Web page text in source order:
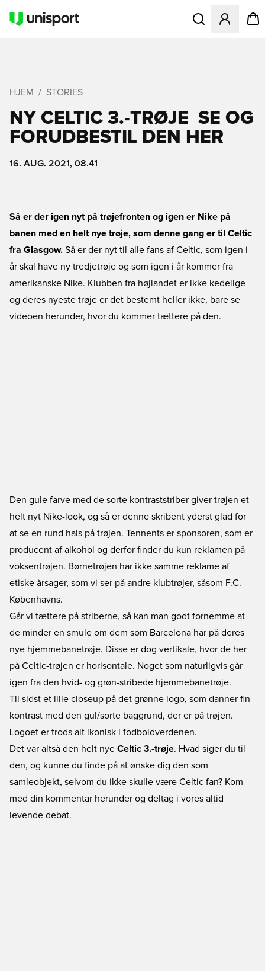
Åbner en Modal
HJEM STORIES
NY CELTIC 3.-TRØJE  SE OG
FORUDBESTIL DEN HER
16. AUG. 2021, 08.41
Så er der igen nyt på trøjefronten og igen er Nike på
banen med en helt nye trøje, som denne gang er til Celtic
fra Glasgow. Så er der nyt til alle fans af Celtic, som igen i
år skal have ny tredjetrøje og som igen i år kommer fra
amerikanske Nike. Klubben fra højlandet er ikke kedelige
og deres nyeste trøje er det bestemt heller ikke, bare se
videoen herunder, hvor du kommer tættere på den.
Den gule farve med de sorte kontraststriber giver trøjen et
helt nyt Nike-look, og så er denne skribent yderst glad for
at se en rund hals på trøjen. Tennents er sponsoren, som er
producent af alkohol og derfor finder du kun reklamen på
voksentrøjen. Børnetrøjen har ikke samme reklame af
etiske årsager, som vi ser på andre klubtrøjer, såsom F.C.
Københavns.
Går vi tættere på striberne, så kan man godt fornemme at
de minder en smule om dem som Barcelona har på deres
nye hjemmebanetrøje. Disse er dog vertikale, hvor de her
på Celtic-trøjen er horisontale. Noget som naturligvis går
igen fra den hvid- og grøn-stribede hjemmebanetrøje.
Til sidst et lille closeup på det grønne logo, som danner fin
kontrast med den gul/sorte baggrund, der er på trøjen.
Logoet er trods alt ikonisk i fodboldverdenen.
Det var altså den helt nye Celtic 3.-trøje. Hvad siger du til
den, og kunne du finde på at ønske dig den som
samleobjekt, selvom du ikke skulle være Celtic fan? Kom
med din kommentar herunder og deltag i vores altid
levende debat.